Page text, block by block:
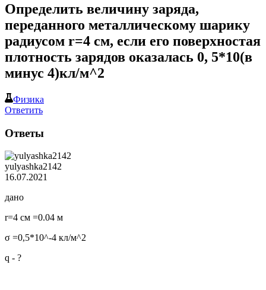
Определить величину заряда,
переданного металлическому шарику
радиусом r=4 см, если его поверхностая
плотность зарядов оказалась 0, 5*10(в
минус 4)кл/м^2
Физика
Ответить
Ответы
yulyashka2142
16.07.2021
дано
r=4 см =0.04 м
σ =0,5*10^-4 кл/м^2
q - ?